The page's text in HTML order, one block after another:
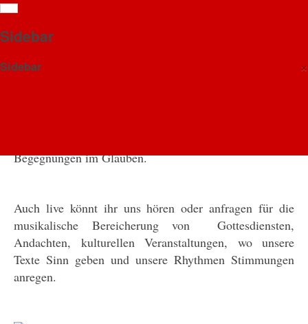
Sidebar
×
Sidebar
Startseite
Herzlich Willkommen
Begegnungen im Glauben.
Auch live könnt ihr uns hören oder anfragen für die
musikalische Bereicherung von Gottesdiensten,
Andachten, kulturellen Veranstaltungen, wo unsere
Texte Sinn geben und unsere Rhythmen Stimmungen
anregen.